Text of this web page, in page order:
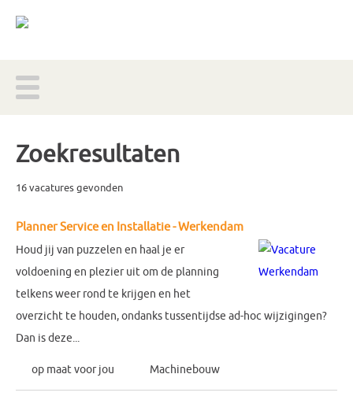
Zoekresultaten
16 vacatures gevonden
Planner Service en Installatie - Werkendam
Houd jij van puzzelen en haal je er
voldoening en plezier uit om de planning
telkens weer rond te krijgen en het
overzicht te houden, ondanks tussentijdse ad-hoc wijzigingen?
Dan is deze...
op maat voor jou Machinebouw